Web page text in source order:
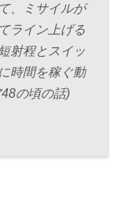
、ミサイルが
ライン上げる
射程とスイッ
時間を稼ぐ動
の頃の話)